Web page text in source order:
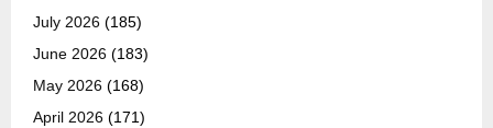
July 2026 (185)
June 2026 (183)
May 2026 (168)
April 2026 (171)